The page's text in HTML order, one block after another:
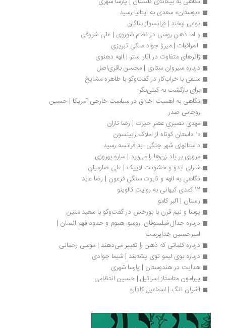
«بوستان» سعدی به ایتالیا رسید
نوعی لبخند | فرانسواز ساگان
و اما ذهن روسی در نظام شوروی | علی شروقی
المراقبات | میرزا جواد ملکی تبریزی
ژانرهای متفاوت در آثار استر | الهه دهنوی
درباره سیروان ستاری | ​​​​​​​محسن باقری‌اصل
سلفی با خراب‌کار در گفت‌وگو با طاهره مشایخ
برای بازگشت به کیلی‌بگز
روحانی صدر
مهدی نصیریِ عصرِ حیرت | رضا تاران
داستانهای شهر جنگی  به فرانسه رسید
مروری بر باد زن‌ها را می‌برد | ساره بهروزی
شارلی ابدو و خشونت لاییک | علی صارمیان
نگاهی به الهه و تابوت سنگی فرعون | رضا عابد
راستان | آلبر کامو
یوسا و نیم قرن با بورخس در گفت‌وگو با سعید متین
درباره جدال فیلسوفان: روسو، هیوم و حدود فهم انسان |
امیرحسین خداپرست
درباره کلماتی که ذهن را تغییر می‌دهند | موسی رحمانی
درباره بوی لیمو توی پشه‌بند | شیما جوادی
هدایت در هندوستان | پارسا شهری
پیرامون متاستاز اسرائیل | حسین انتظامی
آشیان ننگ | اسماعیل کاداره